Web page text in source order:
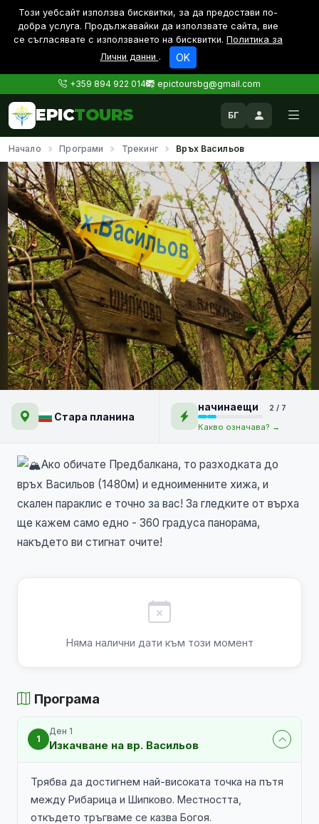
Този уебсайт използва бисквитки, за да предостави по-
дoбра услуга. Продължавайки да използвате сайта, вие
се съгласявате с използването на бисквитки. Политика за
Лични данни . OK
+359 894 922 014 epictoursbg@gmail.com
EPICTOURS БГ
Начало Програми Трекинг Връх Васильов
Връх Васильов
Стара планина
начинаещи
2 / 7
Какво означава? →
Ако обичате Предбалкана, то разходката до
връх Васильов (1480м) и едноименните хижа, и
скален параклис е точно за вас! За гледките от върха
ще кажем само едно - 360 градуса панорама,
накъдето ви стигнат очите!
Няма налични дати към този момент
Програма
1
Ден 1
Изкачване на вр. Васильов
Трябва да достигнем най-високата точка на пътя
между Рибарица и Шипково. Местността,
откъдето тръгваме се казва Богоя.